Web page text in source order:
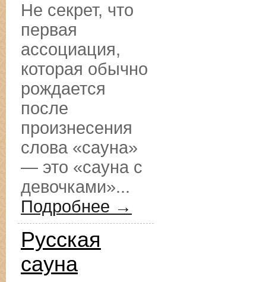
Не секрет, что
первая
ассоциация,
которая обычно
рождается
после
произнесения
слова «сауна»
— это «сауна с
девочками»...
Подробнее →
Русская
сауна